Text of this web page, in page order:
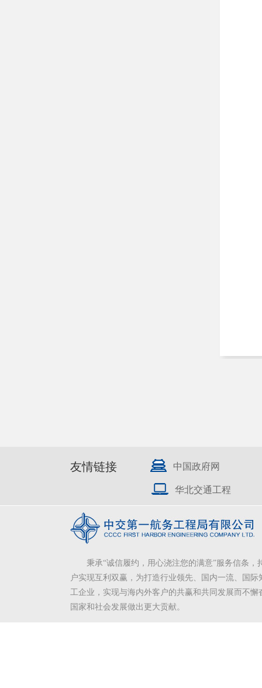
友情链接 中国政府网
华北交通工程
秉承“诚信履约，用心浇注您的满意”服务信条，
户实现互利双赢，为打造行业领先、国内一流、国际
工企业，实现与海内外客户的共赢和共同发展而不懈
国家和社会发展做出更大贡献。